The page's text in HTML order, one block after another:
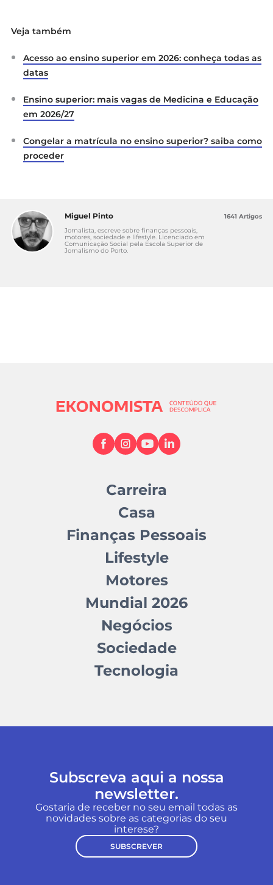
Veja também
Acesso ao ensino superior em 2026: conheça todas as
datas
Ensino superior: mais vagas de Medicina e Educação
em 2026/27
Congelar a matrícula no ensino superior? saiba como
proceder
Miguel Pinto
Jornalista, escreve sobre finanças pessoais,
motores, sociedade e lifestyle. Licenciado em
Comunicação Social pela Escola Superior de
Jornalismo do Porto.
1641 Artigos
Carreira
Casa
Finanças Pessoais
Lifestyle
Motores
Mundial 2026
Negócios
Sociedade
Tecnologia
Subscreva aqui a nossa
newsletter.
Gostaria de receber no seu email todas as
novidades sobre as categorias do seu
interese?
SUBSCREVER